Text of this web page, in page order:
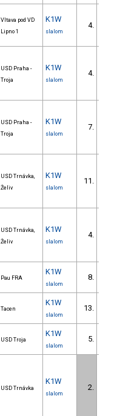
Vltava pod VD
Lipno 1
K1W
slalom
4.
USD Praha -
Troja
K1W
slalom
4.
USD Praha -
Troja
K1W
slalom
7.
USD Trnávka,
Želiv
K1W
slalom
11.
USD Trnávka,
Želiv
K1W
slalom
4.
Pau FRA
K1W
slalom
8.
Tacen
K1W
slalom
13.
USD Troja
K1W
slalom
5.
USD Trnávka
K1W
slalom
2.